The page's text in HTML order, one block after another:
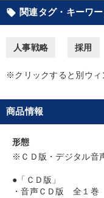
目的別
社員研修を行いたい
発想力を磨きたい
local_offer 関連タグ・キーワ
人事戦略 採用
※クリックすると別ウィ
商品情報
形態
※ＣＤ版・デジタル音
●「ＣＤ版」
・音声ＣＤ版 全１巻